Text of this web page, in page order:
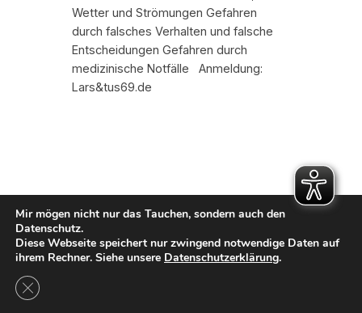
Wetter und Strömungen Gefahren
durch falsches Verhalten und falsche
Entscheidungen Gefahren durch
medizinische Notfälle Anmeldung:
Lars&tus69.de
Kontakt
Impressum
Datenschutzerklärung
Mir mögen nicht nur das Tauchen, sondern auch den
Datenschutz.
Diese Webseite speichert nur zwingend notwendige Daten auf
ihrem Rechner. Siehe unsere Datenschutzerklärung.
GDPR Cookie-Banner schließen